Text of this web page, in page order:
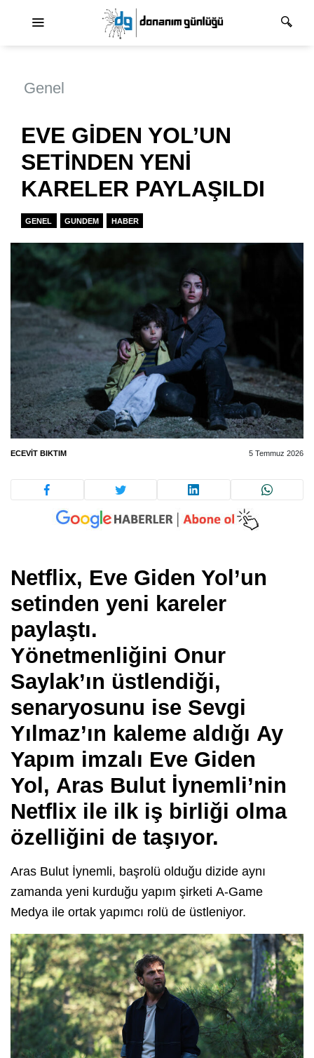
Genel
EVE GİDEN YOL’UN
SETİNDEN YENİ
KARELER PAYLAŞILDI
GENEL GUNDEM HABER
ECEVIT BIKTIM 5 Temmuz 2026
Netflix, Eve Giden Yol’un
setinden yeni kareler
paylaştı.
Yönetmenliğini Onur
Saylak’ın üstlendiği,
senaryosunu ise Sevgi
Yılmaz’ın kaleme aldığı Ay
Yapım imzalı Eve Giden
Yol, Aras Bulut İynemli’nin
Netflix ile ilk iş birliği olma
özelliğini de taşıyor.
Aras Bulut İynemli, başrolü olduğu dizide aynı
zamanda yeni kurduğu yapım şirketi A-Game
Medya ile ortak yapımcı rolü de üstleniyor.